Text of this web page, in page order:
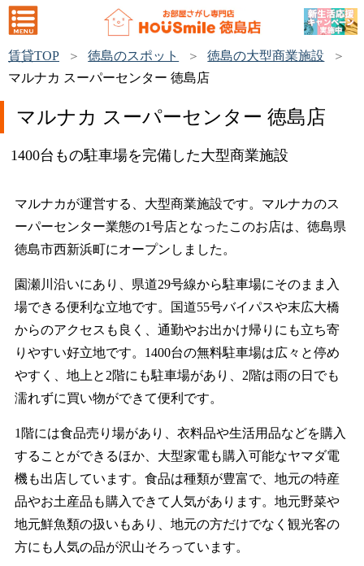
賃貸TOP 徳島のスポット
徳島の大型商業施設
マルナカ スーパーセンター 徳島店
マルナカ スーパーセンター 徳島店
1400台もの駐車場を完備した大型商業施設
マルナカが運営する、大型商業施設です。マルナカのス
ーパーセンター業態の1号店となったこのお店は、徳島県
徳島市西新浜町にオープンしました。
園瀬川沿いにあり、県道29号線から駐車場にそのまま入
場できる便利な立地です。国道55号バイパスや末広大橋
からのアクセスも良く、通勤やお出かけ帰りにも立ち寄
りやすい好立地です。1400台の無料駐車場は広々と停め
やすく、地上と2階にも駐車場があり、2階は雨の日でも
濡れずに買い物ができて便利です。
1階には食品売り場があり、衣料品や生活用品などを購入
することができるほか、大型家電も購入可能なヤマダ電
機も出店しています。食品は種類が豊富で、地元の特産
品やお土産品も購入できて人気があります。地元野菜や
地元鮮魚類の扱いもあり、地元の方だけでなく観光客の
方にも人気の品が沢山そろっています。